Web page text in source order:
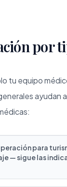
por
tu equipo
ayudan
para
— sigue las